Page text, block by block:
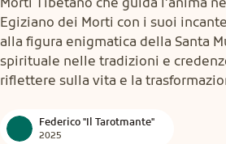
Egiziano dei Morti con i suoi
alla figura enigmatica della Santa
spirituale nelle tradizioni e
riflettere sulla vita e la
Federico "Il Tarotmante"
2025